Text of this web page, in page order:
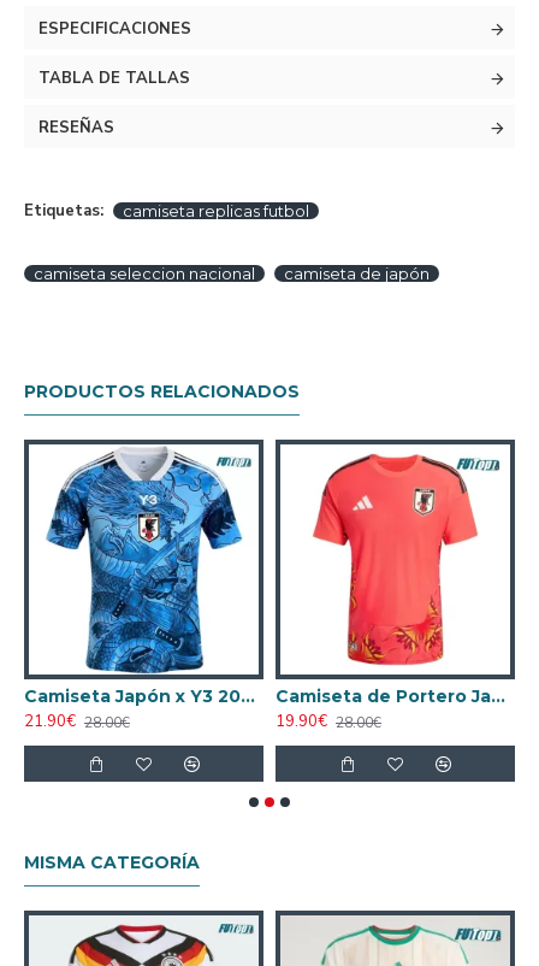
ESPECIFICACIONES
TABLA DE TALLAS
RESEÑAS
Etiquetas: camiseta replicas futbol
camiseta seleccion nacional camiseta de japón
PRODUCTOS RELACIONADOS
Camiseta Japón x Y3 2026 Azul Edición Especial
21.90€ 28.00€
Camiseta de Portero Japón Local Mundial 2026 Rojo
19.90€ 28.00€
MISMA CATEGORÍA